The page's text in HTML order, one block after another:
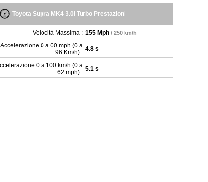
Toyota Supra MK4 3.0i Turbo Prestazioni
Velocità Massima : 155 Mph / 250 km/h
Accelerazione 0 a 60 mph (0 a
96 Km/h) : 4.8 s
0 a 100 km/h (0 a
62 mph) : 5.1 s